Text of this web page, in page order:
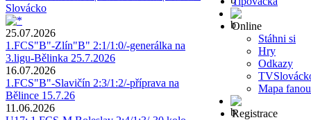
Slovácko
25.07.2026
1.FCS"B"-Zlín"B" 2:1/1:0/-generálka na
3.ligu-Bělinka 25.7.2026
16.07.2026
1.FCS"B"-Slavičín 2:3/1:2/-příprava na
Bělince 15.7.26
11.06.2026
Online
Stáhni si
Hry
Odkazy
Mapa
Registrace